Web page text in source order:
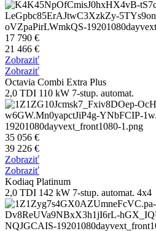
17 790 €
21 466 €
Zobraziť
Zobraziť
Octavia Combi Extra Plus
2,0 TDI 110 kW 7-stup. automat.
35 056 €
39 226 €
Zobraziť
Zobraziť
Kodiaq Platinum
2,0 TDI 142 kW 7-stup. automat. 4x4